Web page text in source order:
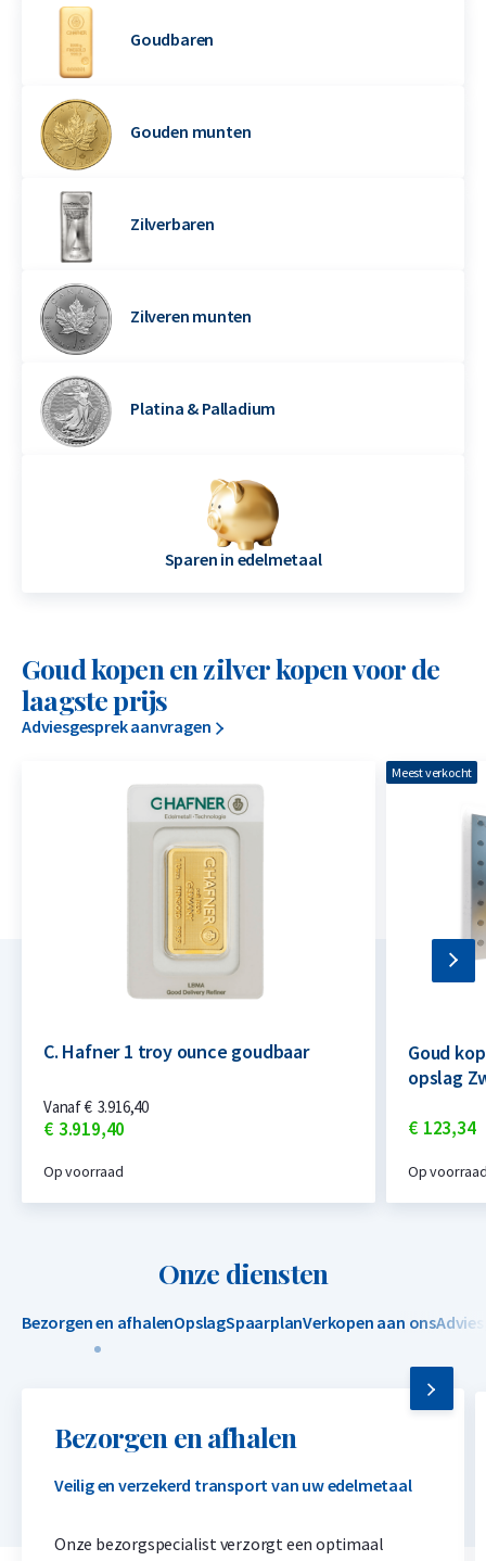
Goudbaren
Gouden munten
Zilverbaren
Zilveren munten
Platina & Palladium
Sparen in edelmetaal
Goud kopen en zilver kopen voor de
laagste prijs
Adviesgesprek aanvragen
C. Hafner 1 troy ounce goudbaar
€ 3.919,40
Vanaf€ 3.916,40
Op voorraad
Meest verkocht
Goud
opslag
€ 123,34
Op
Onze diensten
Bezorgen en afhalenOpslagSpaarplanVerkopen aan ons
Bezorgen en afhalen
Veilig en verzekerd transport van uw edelmetaal
Onze bezorgspecialist verzorgt een optimaal